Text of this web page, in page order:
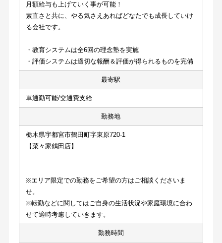
月額給与も上げていく事が可能！
素直さと共に、やる気さえあればどなたでも成長していけ
る会社です。
・教育システムは全6回の理念塾を実施
・評価システムは適切な報酬＆評価が得られるものを完備
最寄駅
車通勤可能/交通費支給
勤務地
栃木県宇都宮市鶴田町字東原720-1
【菜々家鶴田店】
※エリア限定での勤務をご希望の方はご相談くださいま
せ。
※転勤などに関してはご自身の生活状況や家庭環境に合わ
せて適時考慮していきます。
勤務時間